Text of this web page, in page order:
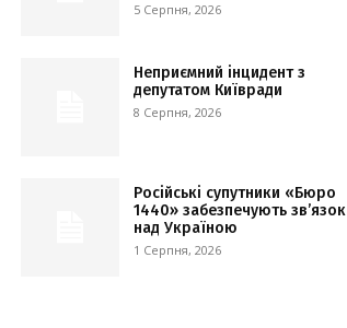
5 Серпня, 2026
Неприємний інцидент з
депутатом Київради
8 Серпня, 2026
Російські супутники «Бюро
1440» забезпечують зв’язок
над Україною
1 Серпня, 2026